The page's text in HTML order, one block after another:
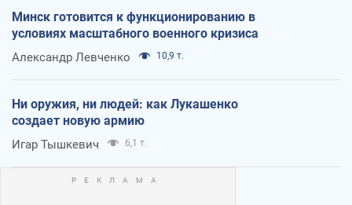
Минск готовится к функционированию в
условиях масштабного военного кризиса
Александр Левченко 10,9 т.
Ни оружия, ни людей: как Лукашенко
создает новую армию
Игар Тышкевич 6,1 т.